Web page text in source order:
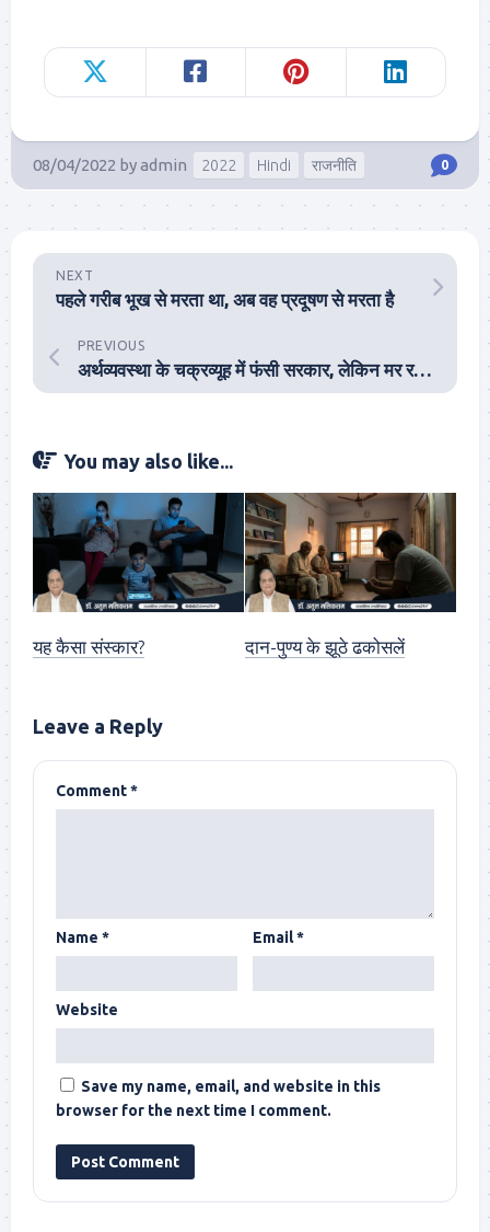
08/04/2022 byadmin 2022 Hindi राजनीति 0
NEXT
पहले गरीब भूख से मरता था, अब वह प्रदूषण से मरता है
PREVIOUS
अर्थव्यवस्था के चक्रव्यूह में फंसी सरकार, लेकिन मर रहा भारतीय
You may also like...
यह कैसा संस्कार? दान-पुण्य के झूठे ढकोसलें
Leave a Reply
Comment*
Name * Email*
Website
Save my name, email, and website in this
browser for the next time I comment.